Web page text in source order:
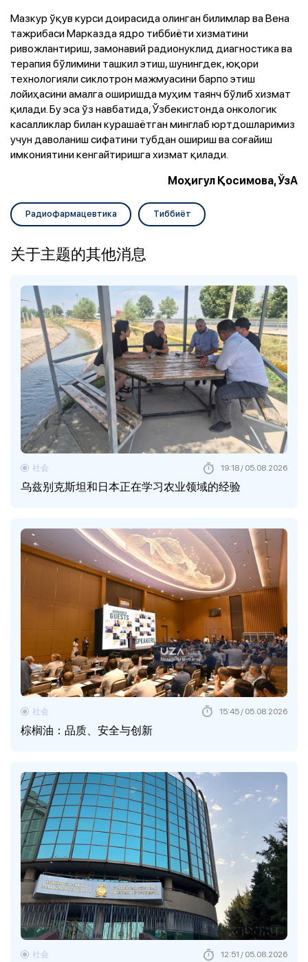
Мазкур ўқув курси доирасида олинган билимлар ва Вена
тажрибаси Марказда ядро тиббиёти хизматини
ривожлантириш, замонавий радионуклид диагностика ва
терапия бўлимини ташкил этиш, шунингдек, юқори
технологияли сиклотрон мажмуасини барпо этиш
лойиҳасини амалга оширишда муҳим таянч бўлиб хизмат
қилади. Бу эса ўз навбатида, Ўзбекистонда онкологик
касалликлар билан курашаётган минглаб юртдошларимиз
учун даволаниш сифатини тубдан ошириш ва соғайиш
имкониятини кенгайтиришга хизмат қилади.
Моҳигул Қосимова,ЎзА
Pадиофармацевтика Tиббиёт
关于主题的其他消息
乌兹别克斯坦和日本正在学习农业领域的经验
社会 19:18 / 05.08.2026
棕榈油：品质、安全与创新
社会 15:45 / 05.08.2026
社会 12:51 / 05.08.2026